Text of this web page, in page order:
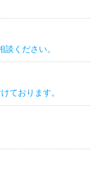
ください。
ております。